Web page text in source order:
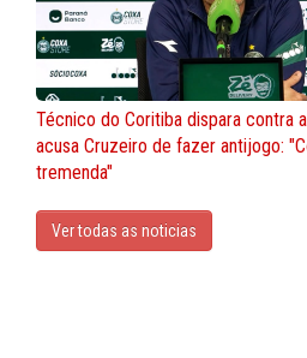
Técnico do Coritiba dispara contra
acusa Cruzeiro de fazer antijogo:
tremenda"
Ver todas as noticias